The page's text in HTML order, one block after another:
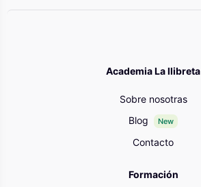
Academia La llibreta
Sobre nosotras
Blog
New
Contacto
Formación